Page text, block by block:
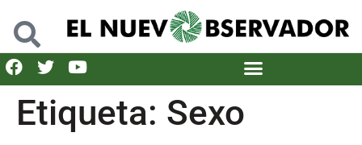
Etiqueta: Sexo